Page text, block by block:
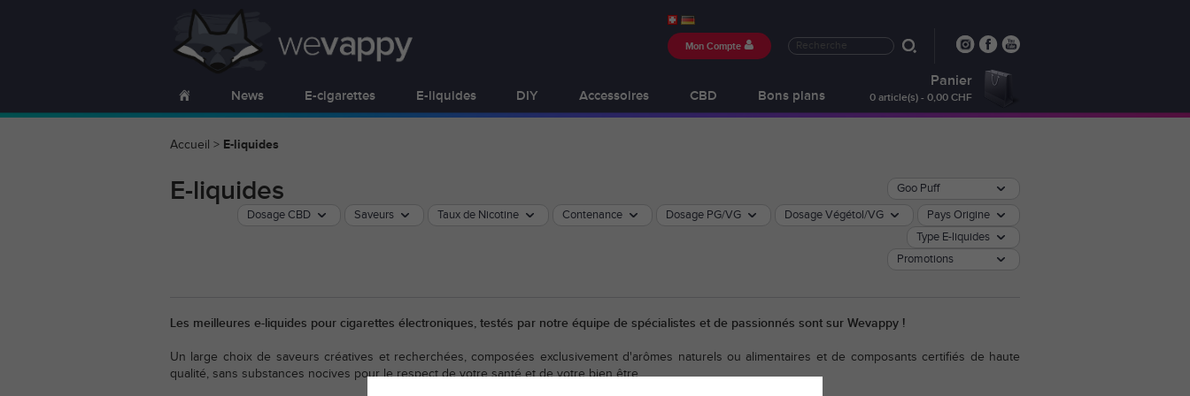
News E-cigarettes E-liquides DIY Accessoires CBD Bons plans
Mon Compte
Panier
0 article(s) - 0,00 CHF
Accueil > E-liquides
E-liquides Goo Puff
Dosage CBD Saveurs Taux de Nicotine Contenance Dosage PG/VG Dosage Végétol/VG
Pays Origine
Type E-liquides
Promotions
Les meilleures e-liquides pour cigarettes électroniques, testés par notre équipe de spécialistes et de passionnés sont sur Wevappy !
Un large choix de saveurs créatives et recherchées, composées exclusivement d'arômes naturels ou alimentaires et de composants certifiés de haute
qualité, sans substances nocives pour le respect de votre santé et de votre bien être.